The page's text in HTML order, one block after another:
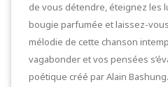
de vous détendre, éteignez les
bougie parfumée et laissez-
mélodie de cette chanson
vagabonder et vos pensées
poétique créé par Alain